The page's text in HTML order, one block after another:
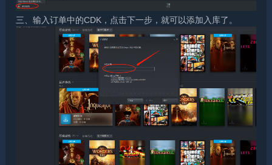
三、输入订单中的CDK，点击下一步，就可以添加入库了。